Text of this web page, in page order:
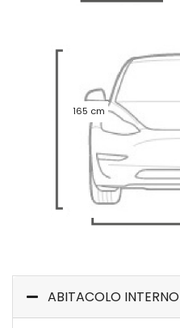
165 cm
ABITACOLO INTERNO